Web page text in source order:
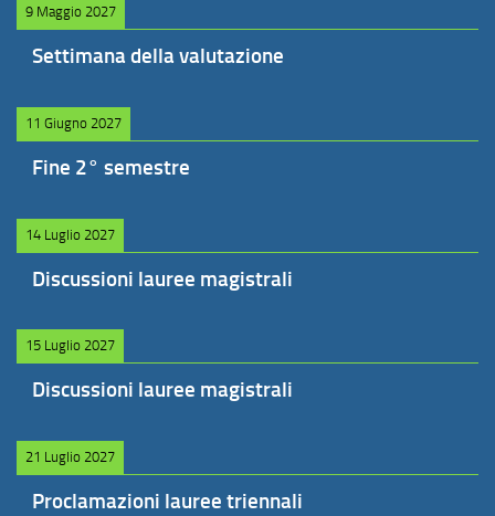
9 Maggio 2027
Settimana della valutazione
11 Giugno 2027
Fine 2° semestre
14 Luglio 2027
Discussioni lauree magistrali
15 Luglio 2027
Discussioni lauree magistrali
21 Luglio 2027
Proclamazioni lauree triennali